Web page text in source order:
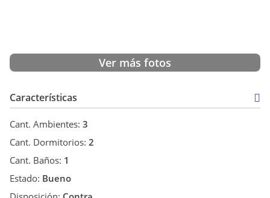
Ver más fotos
Características
Cant. Ambientes: 3
Cant. Dormitorios: 2
Cant. Baños: 1
Estado: Bueno